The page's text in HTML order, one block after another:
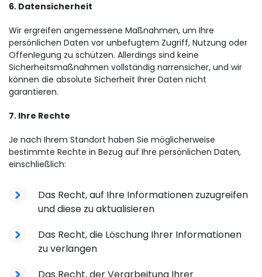
6. Datensicherheit
Wir ergreifen angemessene Maßnahmen, um Ihre
persönlichen Daten vor unbefugtem Zugriff, Nutzung oder
Offenlegung zu schützen. Allerdings sind keine
Sicherheitsmaßnahmen vollständig narrensicher, und wir
können die absolute Sicherheit Ihrer Daten nicht
garantieren.
7. Ihre Rechte
Je nach Ihrem Standort haben Sie möglicherweise
bestimmte Rechte in Bezug auf Ihre persönlichen Daten,
einschließlich:
Das Recht, auf Ihre Informationen zuzugreifen
und diese zu aktualisieren
Das Recht, die Löschung Ihrer Informationen
zu verlangen